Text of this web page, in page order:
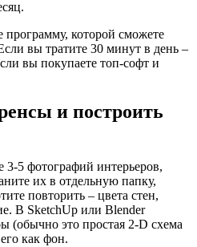
программу, которой сможете
вы тратите 30 минут в день –
вы покупаете топ‑софт и
и построить
3‑5 фотографий интерьеров,
их в отдельную папку,
повторить – цвета стен,
В SketchUp или Blender
(обычно это простая 2‑D схема
как фон.